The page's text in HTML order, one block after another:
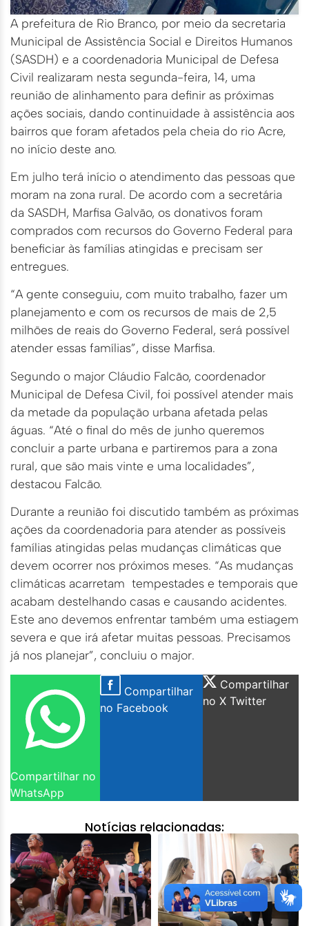
A prefeitura de Rio Branco, por meio da secretaria
Municipal de Assistência Social e Direitos Humanos
(SASDH) e a coordenadoria Municipal de Defesa
Civil realizaram nesta segunda-feira, 14, uma
reunião de alinhamento para definir as próximas
ações sociais, dando continuidade à assistência aos
bairros que foram afetados pela cheia do rio Acre,
no início deste ano.
Em julho terá início o atendimento das pessoas que
moram na zona rural. De acordo com a secretária
da SASDH, Marfisa Galvão, os donativos foram
comprados com recursos do Governo Federal para
beneficiar às famílias atingidas e precisam ser
entregues.
“A gente conseguiu, com muito trabalho, fazer um
planejamento e com os recursos de mais de 2,5
milhões de reais do Governo Federal, será possível
atender essas famílias”, disse Marfisa.
Segundo o major Cláudio Falcão, coordenador
Municipal de Defesa Civil, foi possível atender mais
da metade da população urbana afetada pelas
águas. “Até o final do mês de junho queremos
concluir a parte urbana e partiremos para a zona
rural, que são mais vinte e uma localidades”,
destacou Falcão.
Durante a reunião foi discutido também as próximas
ações da coordenadoria para atender as possíveis
famílias atingidas pelas mudanças climáticas que
devem ocorrer nos próximos meses. “As mudanças
climáticas acarretam tempestades e temporais que
acabam destelhando casas e causando acidentes.
Este ano devemos enfrentar também uma estiagem
severa e que irá afetar muitas pessoas. Precisamos
já nos planejar”, concluiu o major.
Compartilhar no
WhatsApp
Compartilhar
no Facebook
Compartilhar
no X Twitter
Notícias relacionadas: